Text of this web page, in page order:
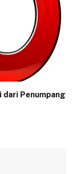
dari Penumpang